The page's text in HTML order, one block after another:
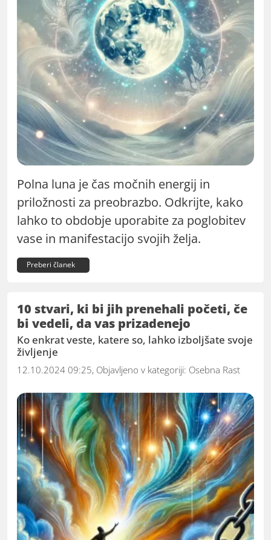
Polna luna je čas močnih energij in
priložnosti za preobrazbo. Odkrijte, kako
lahko to obdobje uporabite za poglobitev
vase in manifestacijo svojih želja.
Preberi članek
10 stvari, ki bi jih prenehali početi, če
bi vedeli, da vas prizadenejo
Ko enkrat veste, katere so, lahko izboljšate svoje
življenje
12.10.2024 09:25, Objavljeno v kategoriji: Osebna Rast